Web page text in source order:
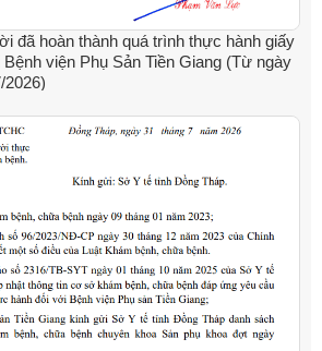
đã hoàn thành quá trình thực hành giấy
Bệnh viện Phụ Sản Tiền Giang (Từ ngày
2026)